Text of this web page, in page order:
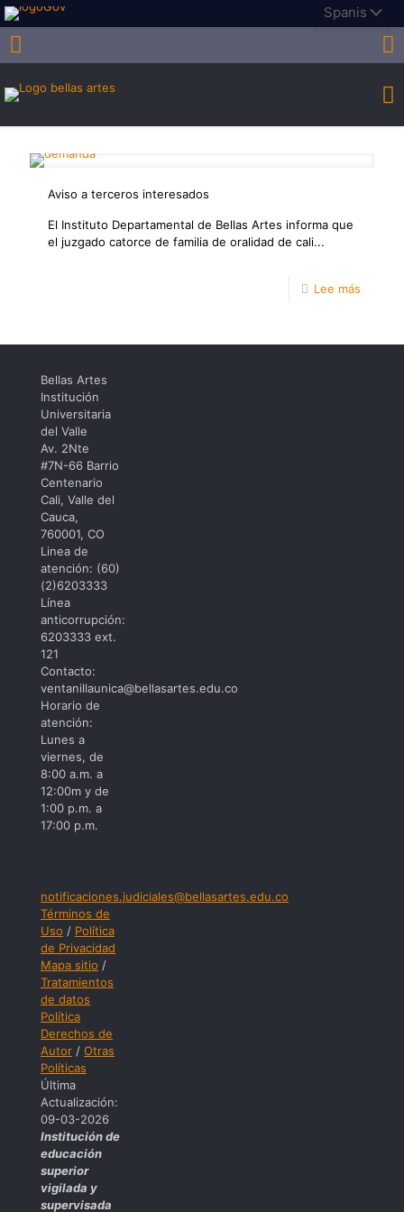
Aviso a terceros interesados
El Instituto Departamental de Bellas Artes informa que
el juzgado catorce de familia de oralidad de cali...
Lee más
a
Bellas Artes
Institución
Universitaria
del Valle
Av. 2Nte
#7N-66 Barrio
Centenario
Cali, Valle del
Cauca,
760001, CO
Linea de
atención: (60)
(2)6203333
Línea
anticorrupción:
6203333 ext.
121
Contacto:
ventanillaunica@bellasartes.edu.co
Horario de
atención:
Lunes a
viernes, de
8:00 a.m. a
12:00m y de
1:00 p.m. a
17:00 p.m.
notificaciones.judiciales@bellasartes.edu.co
Términos de
Uso / Política
de Privacidad
Mapa sitio /
Tratamientos
de datos
Política
Derechos de
Autor / Otras
Políticas
Última
Actualización:
09-03-2026
Institución de
educación
superior
vigilada y
supervisada